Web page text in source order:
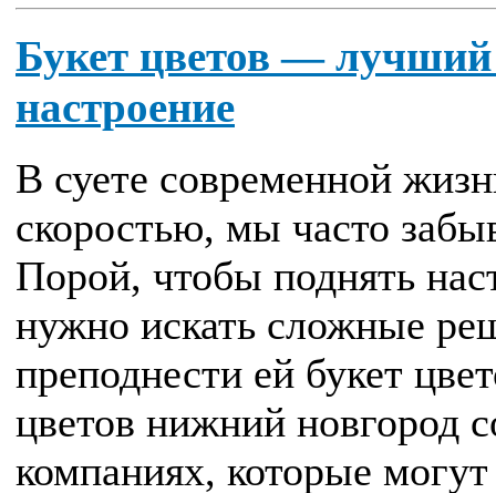
Букет цветов — лучший
настроение
В суете современной
скоростью, мы часто
Порой, чтобы поднять
нужно искать сложные
преподнести ей букет
цветов нижний новгород
компаниях, которые